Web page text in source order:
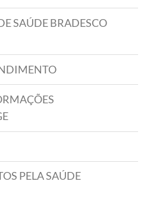
SAÚDE BRADESCO
PELA SAÚDE